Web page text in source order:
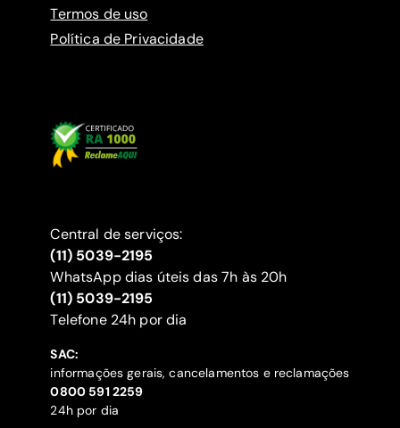
Termos de uso
Política de Privacidade
Central de serviços:
(11) 5039-2195
WhatsApp dias úteis das 7h às 20h
(11) 5039-2195
‍Telefone 24h por dia
SAC:
informações gerais, cancelamentos e reclamações
‍0800 591 2259
24h por dia